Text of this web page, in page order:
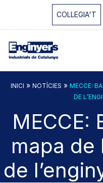
COL·LEGIA'T
INICI » NOTÍCIES » MECCE:
DE
MECCE:
mapa de
de